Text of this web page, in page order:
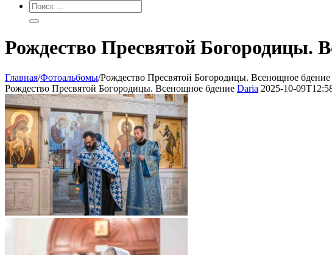
Рождество Пресвятой Богородицы.
Главная/Фотоальбомы/Рождество Пресвятой Богородицы. Всенощное бдение
Рождество Пресвятой Богородицы. Всенощное бдение Daria 2025-10-